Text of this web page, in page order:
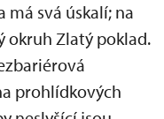
má svá úskalí; na
okruh Zlatý poklad.
prohlídkových